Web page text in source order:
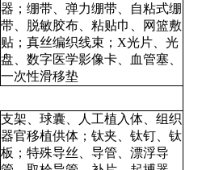
器；绷带、弹力绷带、自粘式绷
带、脱敏胶布、粘贴巾、网篮敷
贴；真丝编织线束；X光片、光
盘、数字医学影像卡、血管塞、
一次性滑移垫
支架、球囊、人工植入体、组织
器官移植供体；钛夹、钛钉、钛
板；特殊导丝、导管、漂浮导